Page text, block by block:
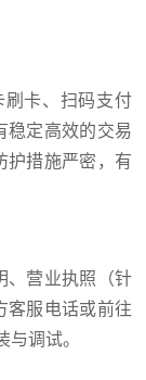
卡、扫码支付
稳定高效的交易
护措施严密，有
、营业执照（针
客服电话或前往
调试。